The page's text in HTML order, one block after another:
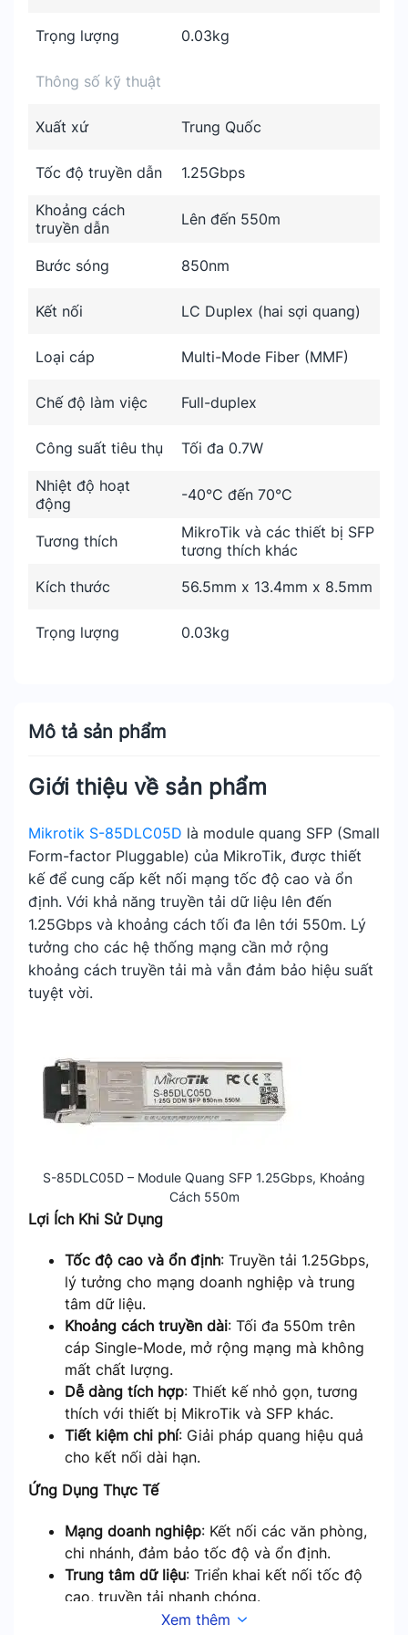
Mô tả sản phẩm
Giới thiệu về sản phẩm
Mikrotik S-85DLC05D là module quang SFP (Small
Form-factor Pluggable) của MikroTik, được thiết
kế để cung cấp kết nối mạng tốc độ cao và ổn
định. Với khả năng truyền tải dữ liệu lên đến
1.25Gbps và khoảng cách tối đa lên tới 550m. Lý
tưởng cho các hệ thống mạng cần mở rộng
khoảng cách truyền tải mà vẫn đảm bảo hiệu suất
tuyệt vời.
S-85DLC05D – Module Quang SFP 1.25Gbps, Khoảng
Cách 550m
Lợi Ích Khi Sử Dụng
Tốc độ cao và ổn định: Truyền tải 1.25Gbps,
lý tưởng cho mạng doanh nghiệp và trung
tâm dữ liệu.
Khoảng cách truyền dài: Tối đa 550m trên
cáp Single-Mode, mở rộng mạng mà không
mất chất lượng.
Dễ dàng tích hợp: Thiết kế nhỏ gọn, tương
thích với thiết bị MikroTik và SFP khác.
Tiết kiệm chi phí: Giải pháp quang hiệu quả
cho kết nối dài hạn.
Ứng Dụng Thực Tế
Mạng doanh nghiệp: Kết nối các văn phòng,
chi nhánh, đảm bảo tốc độ và ổn định.
Trung tâm dữ liệu: Triển khai kết nối tốc độ
cao, truyền tải nhanh chóng.
Hệ thống viễn thông: Kết nối mạng viễn
Xem thêm
Trọng lượng 0.03kg
Thông số kỹ thuật
Xuất xứ Trung Quốc
Tốc độ truyền dẫn 1.25Gbps
Khoảng cách
truyền dẫn
Lên đến 550m
Bước sóng 850nm
Kết nối LC Duplex (hai sợi quang)
Loại cáp Multi-Mode Fiber (MMF)
Chế độ làm việc Full-duplex
Công suất tiêu thụ Tối đa 0.7W
Nhiệt độ hoạt
động
-40°C đến 70°C
Tương thích
MikroTik và các thiết bị SFP
tương thích khác
Kích thước
56.5mm x 13.4mm x 8.5mm
Trọng lượng 0.03kg